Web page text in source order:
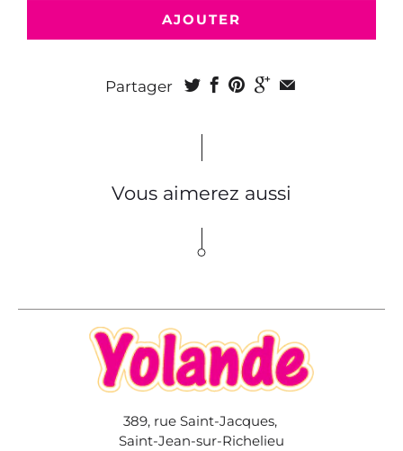
AJOUTER
Partager
Vous aimerez aussi
389, rue Saint-Jacques,
Saint-Jean-sur-Richelieu